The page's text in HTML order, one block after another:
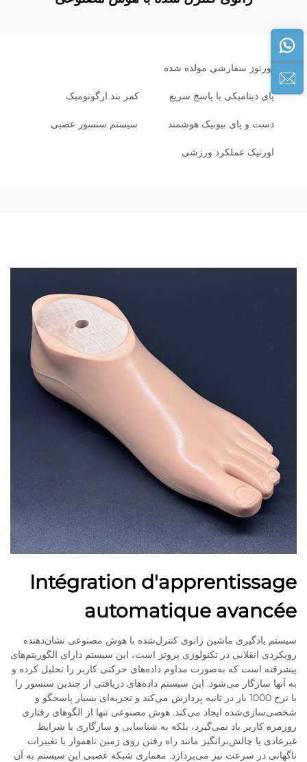
اورتوز سفارشی مولده شده
پای دینامیکی با پاسخ سریع کمر بند ارگونومیک
دست و پای بیونیک هوشمند سیستم سنسور عصبی
اورتیک عملکرد ورزشی
Intégration d'apprentissage
automatique avancée
سیستم یادگیری ماشین زانوی کنترل‌شده با هوش مصنوعی نشان‌دهنده
رویکردی انقلابی در تکنولوژی پروتز است، این سیستم دارای الگوریتم‌های
پیشرفته است که به‌صورت مداوم داده‌های حرکتی کاربر را تحلیل کرده و
به آنها سازگار می‌شود. این سیستم داده‌های دریافتی از چندین سنسور را
با نرخ 1000 بار در ثانیه پردازش می‌کند و تجربه‌ای بسیار پاسخگو و
شخصی‌سازی‌شده ایجاد می‌کند. هوش مصنوعی تنها از الگوهای رفتاری
روزمره کاربر یاد نمی‌گیرد، بلکه به شناسایی و سازگاری با شرایط
غیرعادی یا چالش‌برانگیز مانند راه رفتن روی زمین ناهموار یا تغییرات
ناگهانی در سرعت نیز می‌پردازد. معماری شبکه عصبی این سیستم به آن